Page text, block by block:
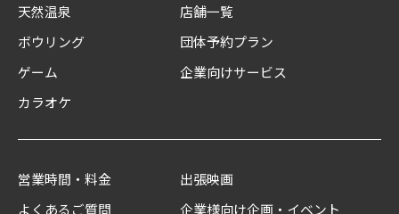
天然温泉
ボウリング
ゲーム
カラオケ
店舗一覧
団体予約プラン
企業向けサービス
営業時間・料金
よくあるご質問
出張映画
企業様向け企画・イベント